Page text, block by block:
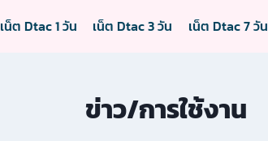
เน็ต Dtac 1 วัน เน็ต Dtac 3 วัน เน็ต Dtac 7 วัน
ข่าว/การใช้งาน